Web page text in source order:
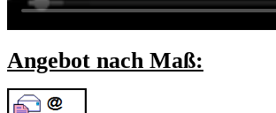
Angebot nach Maß: